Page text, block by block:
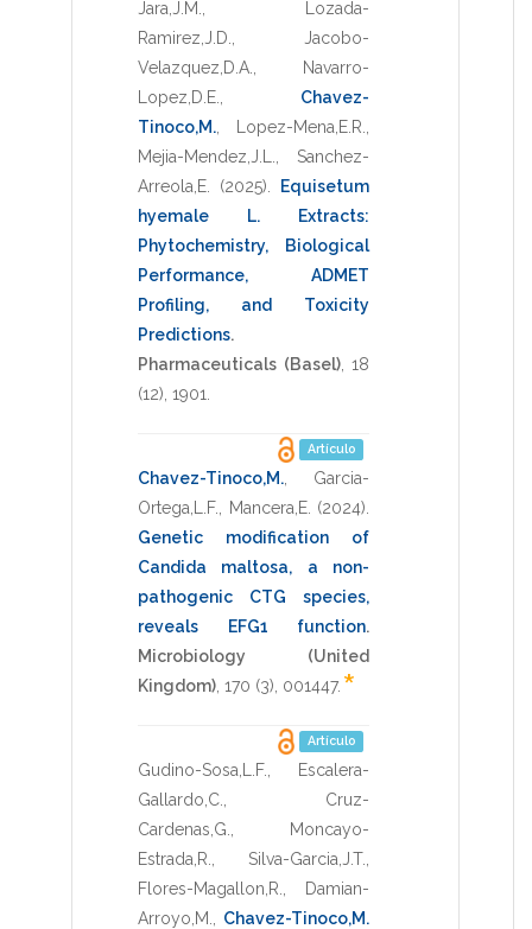
Jara,J.M.
Lozada-
Ramirez,J.D.
Jacobo-
Velazquez,D.A.
Navarro-
Lopez,D.E.
Chavez-
Tinoco,M.
Lopez-Mena,E.R.
Mejia-Mendez,J.L.
Sanchez-
Arreola,E.
(2025)
Equisetum
hyemale L. Extracts:
Phytochemistry, Biological
Performance, ADMET
Profiling, and Toxicity
Predictions.
Pharmaceuticals (Basel), 18
(12), 1901
Artículo
Chavez-Tinoco,M.
Garcia-
Ortega,L.F.
Mancera,E. (2024)
Genetic modification of
Candida maltosa, a non-
pathogenic CTG species,
reveals EFG1 function.
Microbiology (United
Kingdom) 170 (3), 001447. *
Artículo
Gudino-Sosa,L.F.
Escalera-
Gallardo,C.
Cruz-
Cardenas,G.
Moncayo-
Estrada,R.
Silva-Garcia,J.T.
Flores-Magallon,R.
Damian-
Arroyo,M.
Chavez-Tinoco,M.